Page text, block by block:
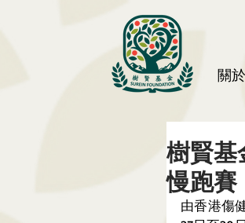
關
樹賢基
慢跑賽
由香港傷